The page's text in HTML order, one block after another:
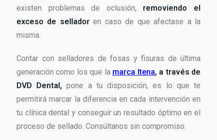
existen problemas de oclusión, removiendo el
exceso de selladoren caso de que afectase a la
misma.
Contar con selladores de fosas y fisuras de última
generación como los que la marca Itena, a través de
DVD Dental, pone a tu disposición, es lo que te
permitirá marcar la diferencia en cada intervención en
tu clínica dental y conseguir un resultado óptimo en el
proceso de sellado. Consúltanos sin compromiso.